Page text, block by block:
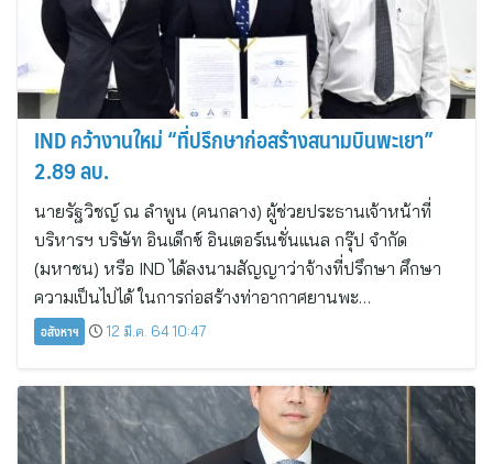
IND คว้างานใหม่ “ที่ปรึกษาก่อสร้างสนามบินพะเยา”
2.89 ลบ.
นายรัฐวิชญ์ ณ ลำพูน (คนกลาง) ผู้ช่วยประธานเจ้าหน้าที่
บริหารฯ บริษัท อินเด็กซ์ อินเตอร์เนชั่นแนล กรุ๊ป จำกัด
(มหาชน) หรือ IND ได้ลงนามสัญญาว่าจ้างที่ปรึกษา ศึกษา
ความเป็นไปได้ ในการก่อสร้างท่าอากาศยานพะ…
อสังหาฯ 12 มี.ค. 64 10:47